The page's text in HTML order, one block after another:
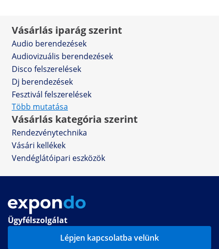
Vásárlás iparág szerint
Audio berendezések
Audiovizuális berendezések
Disco felszerelések
Dj berendezések
Fesztivál felszerelések
Több mutatása
Vásárlás kategória szerint
Rendezvénytechnika
Vásári kellékek
Vendéglátóipari eszközök
Ügyfélszolgálat
Lépjen kapcsolatba velünk